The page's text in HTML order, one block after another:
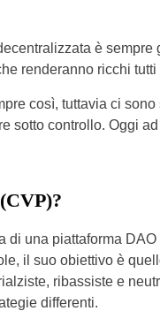
è
renderanno ricchi
così, tuttavia ci
sotto controllo. Oggi
di una piattaforma DAO
il suo obiettivo è
ribassiste e
differenti.